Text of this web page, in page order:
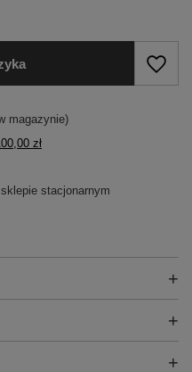
magazynie)
zł
stacjonarnym